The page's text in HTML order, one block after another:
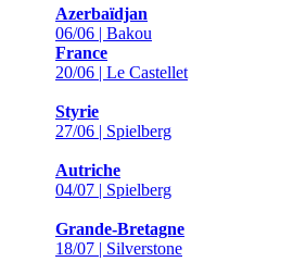
Azerbaïdjan
06/06 | Bakou
France
20/06 | Le Castellet
Styrie
27/06 | Spielberg
Autriche
04/07 | Spielberg
Grande-Bretagne
18/07 | Silverstone